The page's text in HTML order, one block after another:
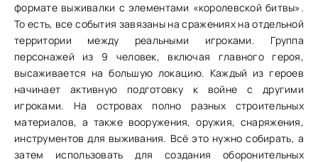
формате выживалки с элементами «королевской битвы».
То есть, все события завязаны на сражениях на отдельной
территории между реальными игроками. Группа
персонажей из 9 человек, включая главного героя,
высаживается на большую локацию. Каждый из героев
начинает активную подготовку к войне с другими
игроками. На островах полно разных строительных
материалов, а также вооружения, оружия, снаряжения,
инструментов для выживания. Всё это нужно собирать, а
затем использовать для создания оборонительных